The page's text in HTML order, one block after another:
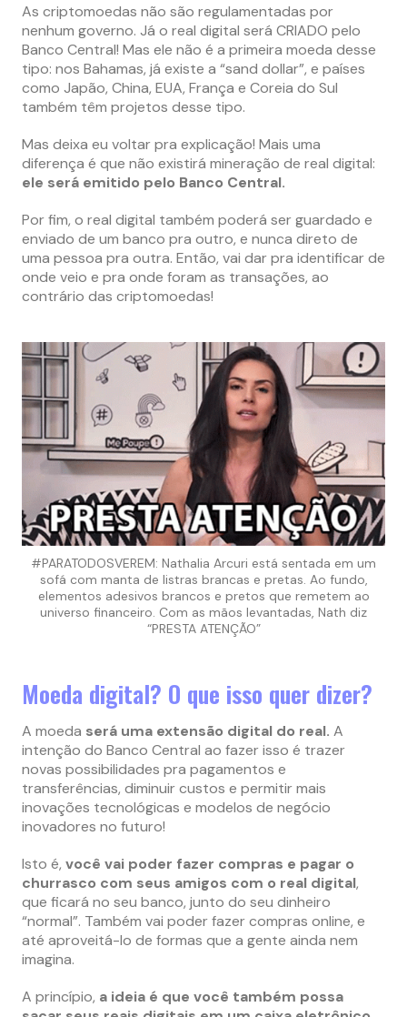
As criptomoedas não são regulamentadas por
nenhum governo. Já o real digital será CRIADO pelo
Banco Central! Mas ele não é a primeira moeda desse
tipo: nos Bahamas, já existe a “sand dollar”, e países
como Japão, China, EUA, França e Coreia do Sul
também têm projetos desse tipo.
Mas deixa eu voltar pra explicação! Mais uma
diferença é que não existirá mineração de real digital:
ele será emitido pelo Banco Central.
Por fim, o real digital também poderá ser guardado e
enviado de um banco pra outro, e nunca direto de
uma pessoa pra outra. Então, vai dar pra identificar de
onde veio e pra onde foram as transações, ao
contrário das criptomoedas!
#PARATODOSVEREM: Nathalia Arcuri está sentada em um
sofá com manta de listras brancas e pretas. Ao fundo,
elementos adesivos brancos e pretos que remetem ao
universo financeiro. Com as mãos levantadas, Nath diz
“PRESTA ATENÇÃO”
Moeda digital? O que isso quer dizer?
A moeda será uma extensão digital do real. A
intenção do Banco Central ao fazer isso é trazer
novas possibilidades pra pagamentos e
transferências, diminuir custos e permitir mais
inovações tecnológicas e modelos de negócio
inovadores no futuro!
Isto é, você vai poder fazer compras e pagar o
churrasco com seus amigos com o real digital,
que ficará no seu banco, junto do seu dinheiro
“normal”. Também vai poder fazer compras online, e
até aproveitá-lo de formas que a gente ainda nem
imagina.
A princípio, a ideia é que você também possa